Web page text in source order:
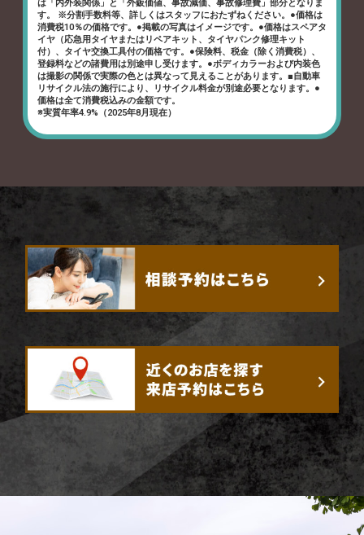
は「内外装関係」と「外鈑価値、事故減価、事故修理費」部分となりま
す。 ※分割手数料等、詳しくはスタッフにおたずねください。●価格は
消費税10％の価格です。●掲載の写真はイメージです。●価格はスペアタ
イヤ（応急用タイヤまたはリペアキット、タイヤパンク修理キット
付）、タイヤ交換工具付の価格です。●保険料、税金（除く消費税）、
登録料などの諸費用は別途申し受けます。●ボディカラーおよび内装色
は撮影の関係で実際の色とは異なって見えることがあります。■自動車
リサイクル法の施行により、リサイクル料金が別途必要となります。●
価格は全て消費税込みの金額です。
※実質年率4.9%（2025年8月現在）